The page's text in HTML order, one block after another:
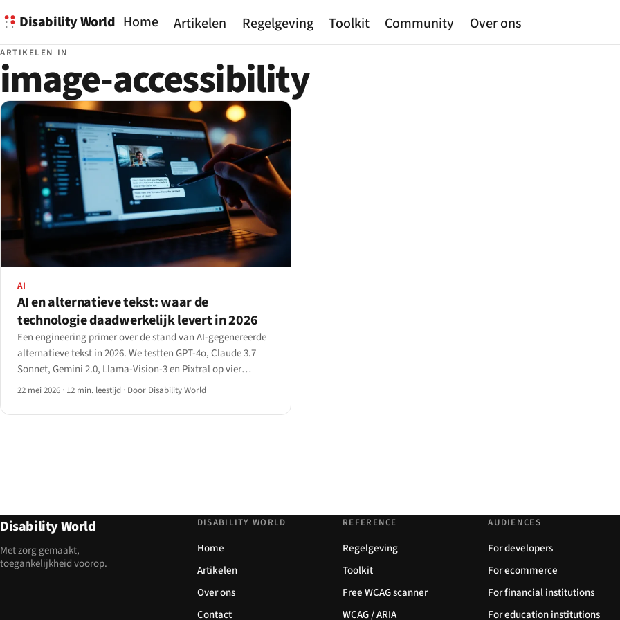
Disability World Home Artikelen Regelgeving Toolkit Community Over ons
ARTIKELEN IN
image-accessibility
AI
AI en alternatieve tekst: waar de
technologie daadwerkelijk levert in 2026
Een engineering primer over de stand van AI-gegenereerde
alternatieve tekst in 2026. We testten GPT-4o, Claude 3.7
Sonnet, Gemini 2.0, Llama-Vision-3 en Pixtral op vier
beeldcategorieën en documenteerden waar de technologie
22 mei 2026 · 12 min. leestijd · Door Disability World
Disability World
Met zorg gemaakt,
toegankelijkheid voorop.
DISABILITY WORLD
Home
Artikelen
Over ons
Contact
REFERENCE
Regelgeving
Toolkit
Free WCAG scanner
WCAG / ARIA
AUDIENCES
For developers
For ecommerce
For financial institutions
For education institutions